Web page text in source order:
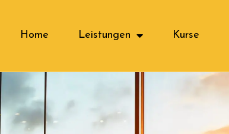
Home Leistungen Kurse